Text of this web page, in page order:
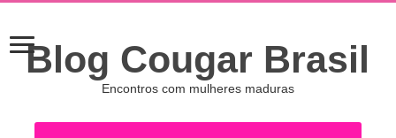
Blog Cougar Brasil
Encontros com mulheres maduras